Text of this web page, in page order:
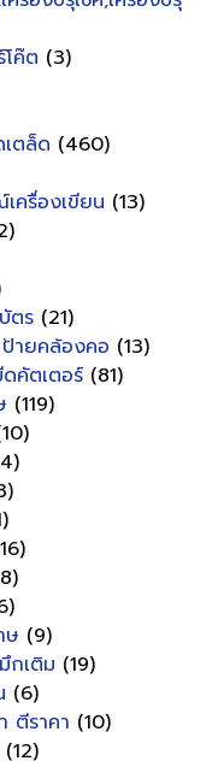
ค๊ต (3)
ตล็ด (460)
ครื่องเขียน (13)
ตร (21)
ายคล้องคอ (13)
คัตเตอร์ (81)
(119)
ษ (9)
กเติม (19)
(6)
ตีราคา (10)
(12)